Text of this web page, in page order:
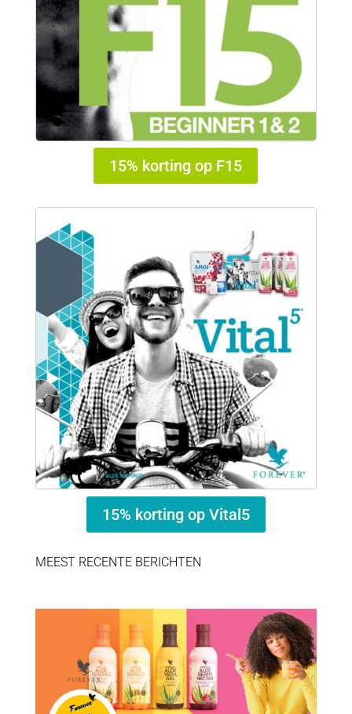
15% korting op F15
15% korting op Vital5
MEEST RECENTE BERICHTEN